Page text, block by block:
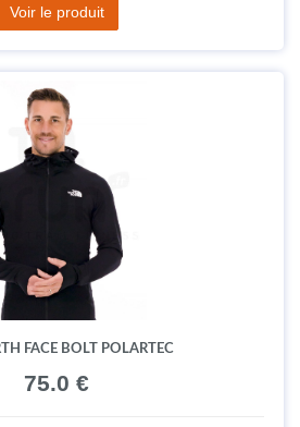
Voir le produit
FACE BOLT POLARTEC
75.0 €